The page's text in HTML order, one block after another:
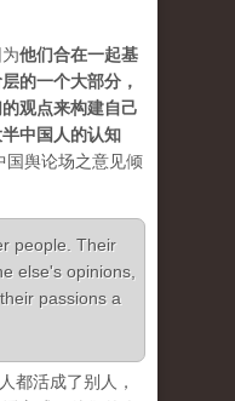
他们合在一起基
的一个大部分，
观点来构建自己
中国人的认知
舆论场之意见倾
people. Their
else's opinions,
passions a
都活成了别人，